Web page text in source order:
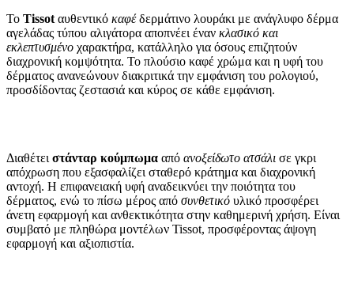
Το Tissot αυθεντικό καφέδερμάτινο λουράκι με ανάγλυφο δέρμα
αγελάδας τύπου αλιγάτορα αποπνέει έναν κλασικό και
εκλεπτυσμένο χαρακτήρα, κατάλληλο για όσους επιζητούν
διαχρονική κομψότητα. Το πλούσιο καφέ χρώμα και η υφή του
δέρματος ανανεώνουν διακριτικά την εμφάνιση του ρολογιού,
προσδίδοντας ζεστασιά και κύρος σε κάθε εμφάνιση.
Διαθέτει στάνταρ κούμπωμα από ανοξείδωτο ατσάλι σε γκρι
απόχρωση που εξασφαλίζει σταθερό κράτημα και διαχρονική
αντοχή. Η επιφανειακή υφή αναδεικνύει την ποιότητα του
δέρματος, ενώ το πίσω μέρος από συνθετικό υλικό προσφέρει
άνετη εφαρμογή και ανθεκτικότητα στην καθημερινή χρήση. Είναι
συμβατό με πληθώρα μοντέλων Tissot, προσφέροντας άψογη
εφαρμογή και αξιοπιστία.